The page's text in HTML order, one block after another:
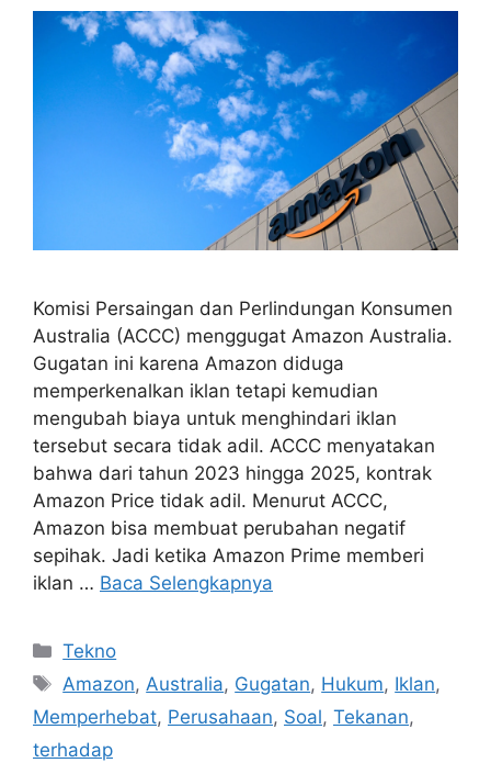
Komisi Persaingan dan Perlindungan Konsumen
Australia (ACCC) menggugat Amazon Australia.
Gugatan ini karena Amazon diduga
memperkenalkan iklan tetapi kemudian
mengubah biaya untuk menghindari iklan
tersebut secara tidak adil. ACCC menyatakan
bahwa dari tahun 2023 hingga 2025, kontrak
Amazon Price tidak adil. Menurut ACCC,
Amazon bisa membuat perubahan negatif
sepihak. Jadi ketika Amazon Prime memberi
iklan … Baca Selengkapnya
Kategori
Tekno
Tag
Amazon,Australia, Gugatan, Hukum, Iklan,
Memperhebat, Perusahaan, Soal, Tekanan,
terhadap